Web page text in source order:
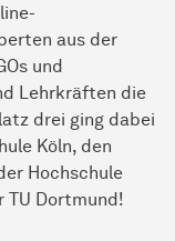
aus der
und
Lehrkräften die
drei ging dabei
Köln, den
Hochschule
TU Dortmund!